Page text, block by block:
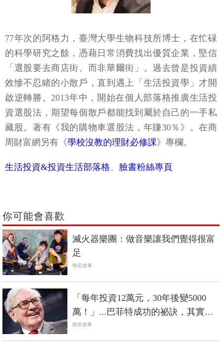
77年次的阿格力，臺灣大學生物科技所博士，在忙碌
的科學研究之餘，憑藉日常消費找出優質企業，堅信
「選股要去商店街、而非華爾街」。過去曾是投資績
效慘不忍睹的小散戶，直到遇上「生活投資學」才開
啟逆轉勝。2013年中，開始在個人部落格推廣生活投
資選股法，期望每個散戶都能找到屬於自己的一手私
藏股。著有《我的購物車選股法，年賺30％》。在商
周財富網另有《學校沒教的理財必修課》專欄。
生活投資&投資生活部落格、 臉書粉絲專頁
你可能會喜歡
滅火器樂團：做音樂讓我們覺得很富
足
致富故事
「每年投資12萬元，30年後變5000
萬！」...巴菲特成功的祕訣，其實就
是恆心
致富故事